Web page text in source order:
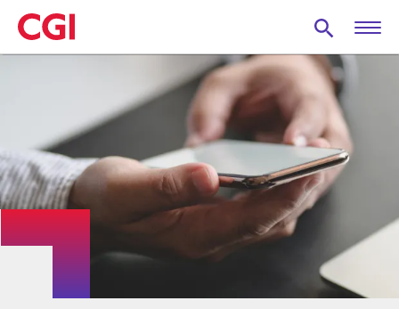
Skip
to
main